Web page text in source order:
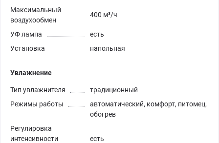
Максимальный
воздухообмен
400 м³/ч
УФ лампа
есть
Установка
напольная
Увлажнение
Тип увлажнителя
традиционный
Режимы работы
автоматический, комфорт, питомец,
обогрев
Регулировка
интенсивности
есть